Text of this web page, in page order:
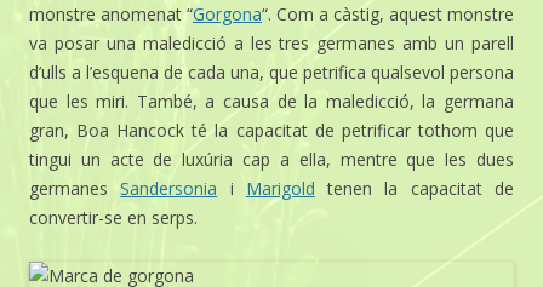
monstre anomenat “Gorgona“. Com a càstig, aquest monstre
va posar una maledicció a les tres germanes amb un parell
d’ulls a l’esquena de cada una, que petrifica qualsevol persona
que les miri. També, a causa de la maledicció, la germana
gran, Boa Hancock té la capacitat de petrificar tothom que
tingui un acte de luxúria cap a ella, mentre que les dues
germanesSandersonia i Marigold tenen la capacitat de
convertir-se en serps.